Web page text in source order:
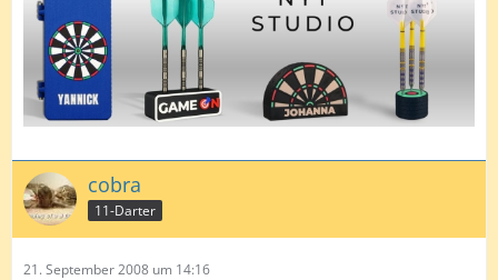
cobra
11-Darter
21. September 2008 um 14:16